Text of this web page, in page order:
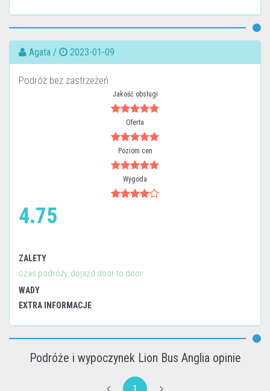
Agata / 2023-01-09
Podróż bez zastrzeżeń
Jakość obsługi
Oferta
Poziom cen
Wygoda
4.75
ZALETY
czas podróży, dojazd door to door
WADY
EXTRA INFORMACJE
Podróże i wypoczynek Lion Bus Anglia opinie
1